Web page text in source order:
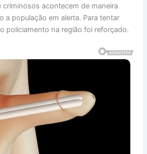
acontecem de maneira
a população em alerta. Para tentar
policiamento na região foi reforçado.